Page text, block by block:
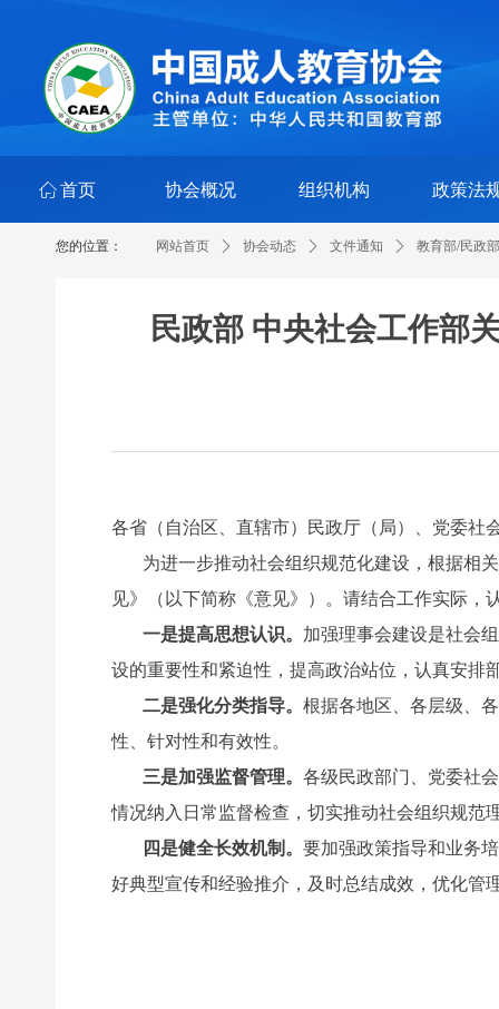
ꀇ 首页 协会概况 组织机构 政策法
网站首页 ꄲ 协会动态 ꄲ 文件通知 ꄲ 教育部/民政
您的位置：
民政部 中央社会工作部
各省（自治区、直辖市）民政厅（局）、党委社
为进一步推动社会组织规范化建设，根据相
见》（以下简称《意见》）。请结合工作实际，
一是提高思想认识。 加强理事会建设是社会
设的重要性和紧迫性，提高政治站位，认真安排
二是强化分类指导。 根据各地区、各层级、
性、针对性和有效性。
三是加强监督管理。 各级民政部门、党委社
情况纳入日常监督检查，切实推动社会组织规范
四是健全长效机制。 要加强政策指导和业务
好典型宣传和经验推介，及时总结成效，优化管